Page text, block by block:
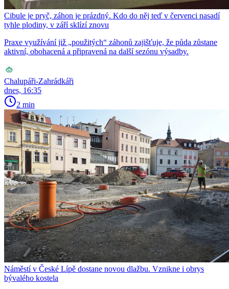
Cibule je pryč, záhon je prázdný. Kdo do něj teď v červenci nasadí
tyhle plodiny, v září sklízí znovu
Praxe využívání již „použitých“ záhonů zajišťuje, že půda zůstane
aktivní, obohacená a připravená na další sezónu výsadby.
Chalupáři-Zahrádkáři
dnes, 16:35
2 min
Náměstí v České Lípě dostane novou dlažbu. Vznikne i obrys
bývalého kostela